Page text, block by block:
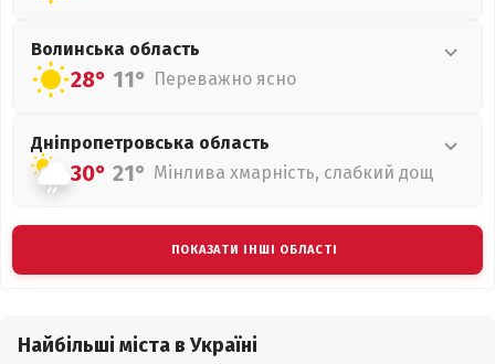
Волинська область
28° 11° Переважно ясно
Дніпропетровська область
30° 21° Мінлива хмарність, слабкий дощ
ПОКАЗАТИ ІНШІ ОБЛАСТІ
Найбільші міста в Україні